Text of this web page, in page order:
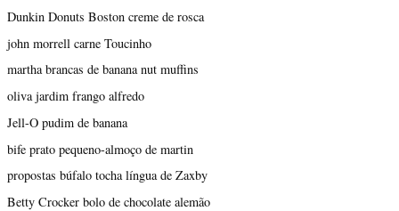
Dunkin Donuts Boston creme de rosca
john morrell carne Toucinho
martha brancas de banana nut muffins
oliva jardim frango alfredo
Jell-O pudim de banana
bife prato pequeno-almoço de martin
propostas búfalo tocha língua de Zaxby
Betty Crocker bolo de chocolate alemão